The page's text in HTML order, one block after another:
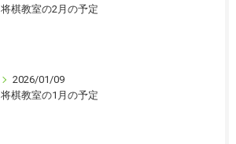
将棋教室の2月の予定
2026/01/09
将棋教室の1月の予定